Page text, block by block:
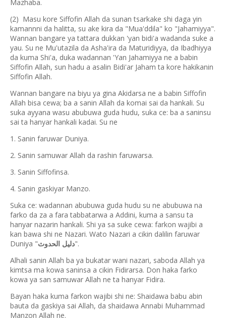
Mazhaba.
(2) Masu kore Siffofin Allah da sunan tsarkake shi daga yin
kamannni da halitta, su ake kira da "Mua'ddila" ko "Jahamiyya".
Wannan bangare ya tattara dukkan 'yan bidi'a wadanda suke a
yau. Su ne Mu'utazila da Asha'ira da Maturidiyya, da Ibadhiyya
da kuma Shi'a, duka wadannan 'Yan Jahamiyya ne a babin
Siffofin Allah, sun hadu a asalin Bidi'ar Jaham ta kore hakikanin
Siffofin Allah.
Wannan bangare na biyu ya gina Akidarsa ne a babin Siffofin
Allah bisa cewa; ba a sanin Allah da komai sai da hankali. Su
suka ayyana wasu abubuwa guda hudu, suka ce: ba a saninsu
sai ta hanyar hankali kadai. Su ne
1. Sanin faruwar Duniya.
2. Sanin samuwar Allah da rashin faruwarsa.
3. Sanin Siffofinsa.
4. Sanin gaskiyar Manzo.
Suka ce: wadannan abubuwa guda hudu su ne abubuwa na
farko da za a fara tabbatarwa a Addini, kuma a sansu ta
hanyar nazarin hankali. Shi ya sa suke cewa: farkon wajibi a
kan bawa shi ne Nazari. Wato Nazari a cikin dalilin faruwar
Duniya "دليل الحدوث".
Alhali sanin Allah ba ya bukatar wani nazari, saboda Allah ya
kimtsa ma kowa saninsa a cikin Fidirarsa. Don haka farko
kowa ya san samuwar Allah ne ta hanyar Fidira.
Bayan haka kuma farkon wajibi shi ne: Shaidawa babu abin
bauta da gaskiya sai Allah, da shaidawa Annabi Muhammad
Manzon Allah ne.